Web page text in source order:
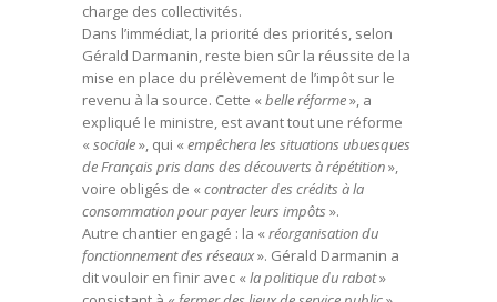
charge des collectivités.
Dans l’immédiat, la priorité des priorités, selon
Gérald Darmanin, reste bien sûr la réussite de la
mise en place du prélèvement de l’impôt sur le
revenu à la source. Cette « belle réforme», a
expliqué le ministre, est avant tout une réforme
« sociale», qui « empêchera les situations ubuesques
de Français pris dans des découverts à répétition»,
voire obligés de « contracter des crédits à la
consommation pour payer leurs impôts ».
Autre chantier engagé : la « réorganisation du
fonctionnement des réseaux». Gérald Darmanin a
dit vouloir en finir avec « la politique du rabot»